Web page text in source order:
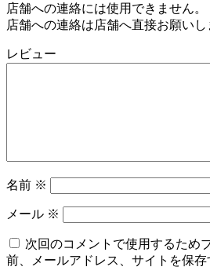
店舗への連絡には使用できません。
店舗への連絡は店舗へ直接お願いし
レビュー
名前 ※
メール ※
次回のコメントで使用するため
前、メールアドレス、サイトを保存